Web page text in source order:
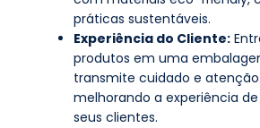
práticas sustentáveis.
Experiência do Cliente:
produtos em uma
transmite cuidado e
melhorando a experiência
seus clientes.